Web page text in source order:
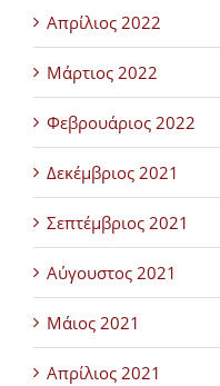
Απρίλιος 2022
Μάρτιος 2022
Φεβρουάριος 2022
Δεκέμβριος 2021
Σεπτέμβριος 2021
Αύγουστος 2021
Μάιος 2021
Απρίλιος 2021